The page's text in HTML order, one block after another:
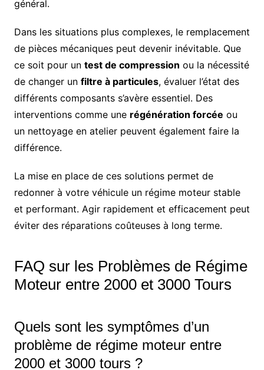
général.
Dans les situations plus complexes, le remplacement
de pièces mécaniques peut devenir inévitable. Que
ce soit pour un test de compression ou la nécessité
de changer un filtre à particules, évaluer l’état des
différents composants s’avère essentiel. Des
interventions comme une régénération forcée ou
un nettoyage en atelier peuvent également faire la
différence.
La mise en place de ces solutions permet de
redonner à votre véhicule un régime moteur stable
et performant. Agir rapidement et efficacement peut
éviter des réparations coûteuses à long terme.
FAQ sur les Problèmes de Régime
Moteur entre 2000 et 3000 Tours
Quels sont les symptômes d’un
problème de régime moteur entre
2000 et 3000 tours ?